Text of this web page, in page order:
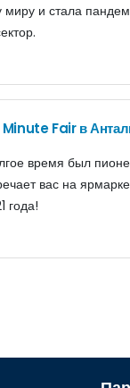
миру и стала
Fair в
время был
вас на
года!